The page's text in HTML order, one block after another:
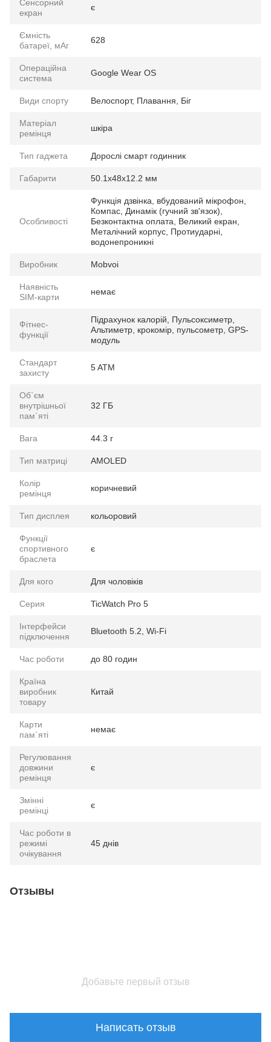
Сенсорний
екран
є
Ємність
батареї, мАг
628
Операційна
система
Google Wear OS
Види спорту Велоспорт, Плавання, Біг
Матеріал
ремінця
шкіра
Тип гаджета Дорослі смарт годинник
Габарити 50.1x48x12.2 мм
Особливості
Функція дзвінка, вбудований мікрофон,
Компас, Динамік (гучний зв'язок),
Безконтактна оплата, Великий екран,
Металічний корпус, Протиударні,
водонепроникні
Виробник Mobvoi
Наявність
SIM-карти
немає
Фітнес-
функції
Підрахунок калорій, Пульсоксиметр,
Альтиметр, крокомір, пульсометр, GPS-
модуль
Стандарт
захисту
5 ATM
Об`єм
внутрішньої
пам`яті
32 ГБ
Вага 44.3 г
Тип матриці AMOLED
Колір
ремінця
коричневий
Тип дисплея кольоровий
Функції
спортивного
браслета
є
Для кого Для чоловіків
Серия TicWatch Pro 5
Інтерфейси
підключення
Bluetooth 5.2, Wi-Fi
Час роботи до 80 годин
Країна
виробник
товару
Китай
Карти
пам`яті
немає
Регулювання
довжини
ремінця
є
Змінні
ремінці
є
Час роботи в
режимі
очікування
45 днів
Отзывы
Добавьте первый отзыв
Написать отзыв